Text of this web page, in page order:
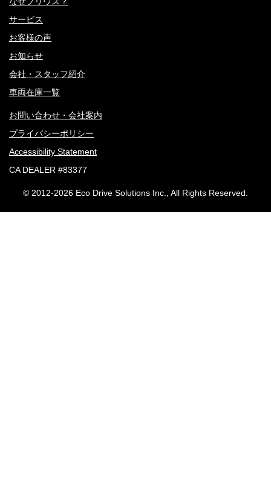
サービス
お客様の声
お知らせ
会社・スタッフ紹介
車両在庫一覧
お問い合わせ・会社案内
プライバシーポリシー
Accessibility Statement
CA DEALER #83377
© 2012-2026 Eco Drive Solutions Inc., All Rights Reserved.